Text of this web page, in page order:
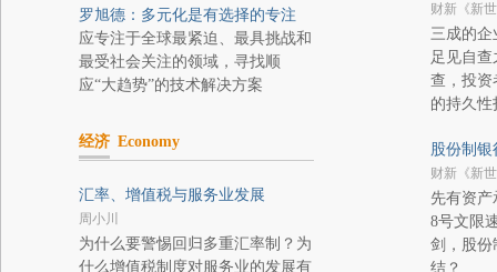
罗旭德：多元化是有选择的专注
应专注于全球最紧迫、最具挑战和
最受社会关注的领域，寻找顺
应“大趋势”的技术解决方案
经济 Economy
汇率、增值税与服务业发展
周小川
为什么要警惕回归多重汇率制？为
什么增值税制度对服务业的发展有
财新《新
三成的企
足见自
查，投资
的持久性
股份制银
财新《新
先有资
8号文限
剑，股份
结？